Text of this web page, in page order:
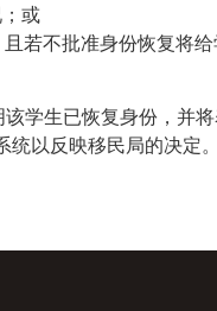
或
若不批准身份恢复将给
该学生已恢复身份，并
以反映移民局的决